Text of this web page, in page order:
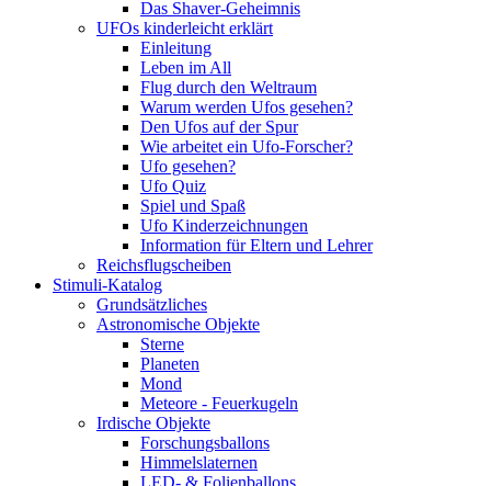
Das Shaver-Geheimnis
UFOs kinderleicht erklärt
Einleitung
Leben im All
Flug durch den Weltraum
Warum werden Ufos gesehen?
Den Ufos auf der Spur
Wie arbeitet ein Ufo-Forscher?
Ufo gesehen?
Ufo Quiz
Spiel und Spaß
Ufo Kinderzeichnungen
Information für Eltern und Lehrer
Reichsflugscheiben
Stimuli-Katalog
Grundsätzliches
Astronomische Objekte
Sterne
Planeten
Mond
Meteore - Feuerkugeln
Irdische Objekte
Forschungsballons
Himmelslaternen
LED- & Folienballons